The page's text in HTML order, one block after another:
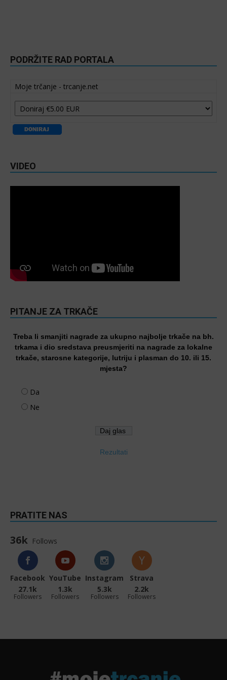
PODRŽITE RAD PORTALA
Moje trčanje - trcanje.net
VIDEO
PITANJE ZA TRKAČE
Treba li smanjiti nagrade za ukupno najbolje trkače na bh.
trkama i dio sredstava preusmjeriti na nagrade za lokalne
trkače, starosne kategorije, lutriju i plasman do 10. ili 15.
mjesta?
Da
Ne
Rezultati
PRATITE NAS
36k Follows
Facebook
27.1k
Followers
YouTube
1.3k
Followers
Instagram
5.3k
Followers
Strava
2.2k
Followers